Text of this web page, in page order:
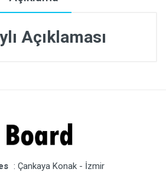
Açıklaması
: Çankaya Konak - İzmir